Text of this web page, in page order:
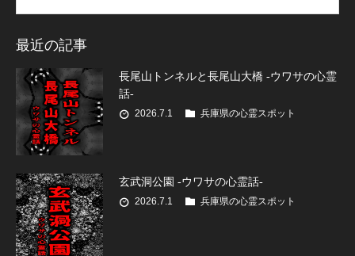
最近の記事
長尾山トンネルと長尾山大橋 -ウワサの心霊
話-
2026.7.1 兵庫県の心霊スポット
玄武洞公園 -ウワサの心霊話-
2026.7.1 兵庫県の心霊スポット